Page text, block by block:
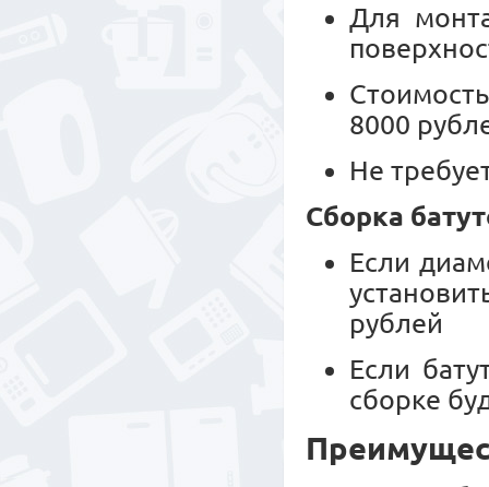
Для
8000
Не
Сборка
Если
рублей
Если
сборке